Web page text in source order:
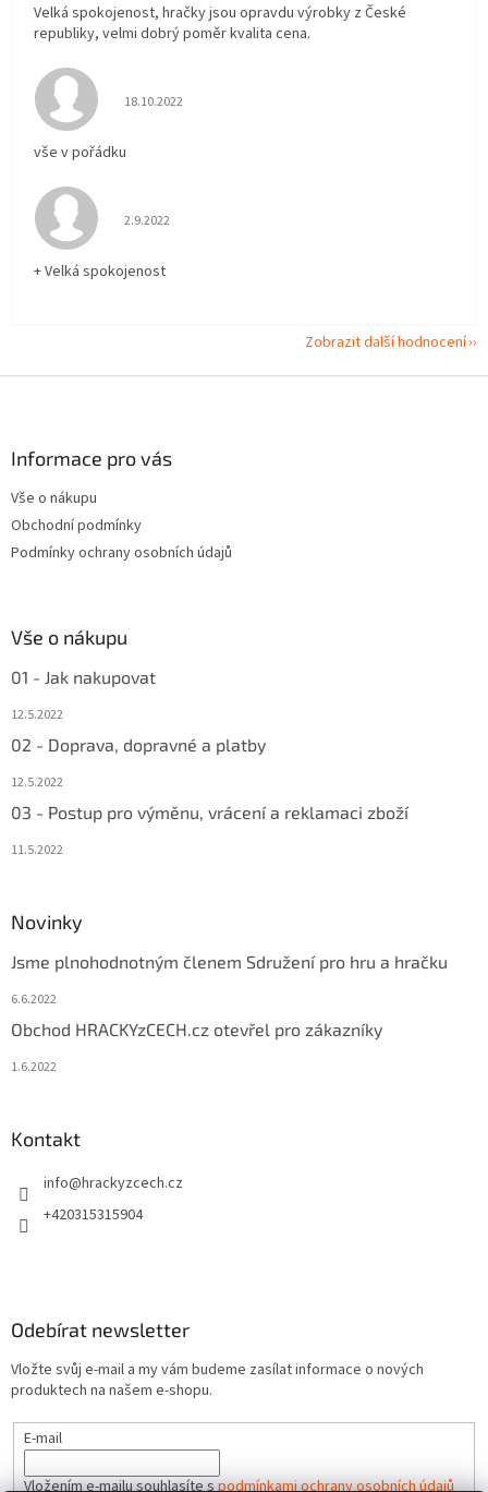
Velká spokojenost, hračky jsou opravdu výrobky z České
republiky, velmi dobrý poměr kvalita cena.
Hodnocení obchodu je 5 z 5 hvězdiček.
18.10.2022
vše v pořádku
Hodnocení obchodu je 5 z 5 hvězdiček.
2.9.2022
+ Velká spokojenost
Zobrazit další hodnocení
Informace pro vás
Vše o nákupu
Obchodní podmínky
Podmínky ochrany osobních údajů
Vše o nákupu
01 - Jak nakupovat
12.5.2022
02 - Doprava, dopravné a platby
12.5.2022
03 - Postup pro výměnu, vrácení a reklamaci zboží
11.5.2022
Novinky
Jsme plnohodnotným členem Sdružení pro hru a hračku
6.6.2022
Obchod HRACKYzCECH.cz otevřel pro zákazníky
1.6.2022
Kontakt
info@hrackyzcech.cz
+420315315904
Odebírat newsletter
Vložte svůj e-mail a my vám budeme zasílat informace o nových
produktech na našem e-shopu.
E-mail
Vložením e-mailu souhlasíte spodmínkami ochrany osobních údajů